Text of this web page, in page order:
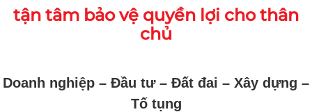
tận tâm bảo vệ quyền lợi cho thân
chủ
Doanh nghiệp – Đầu tư – Đất đai – Xây dựng –
Tố tụng